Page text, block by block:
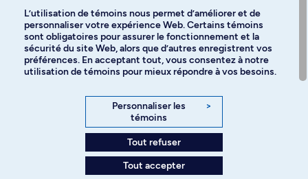
Langues
Facebook Instagram
YouTube
L’utilisation de témoins nous permet d’améliorer et de
personnaliser votre expérience Web. Certains témoins
sont obligatoires pour assurer le fonctionnement et la
sécurité du site Web, alors que d’autres enregistrent vos
préférences. En acceptant tout, vous consentez à notre
utilisation de témoins pour mieux répondre à vos besoins.
Personnaliser les
témoins
>
Tout refuser
Tout accepter